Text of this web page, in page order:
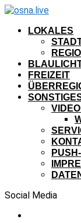
LOKALES
FREIZEIT
Social Media